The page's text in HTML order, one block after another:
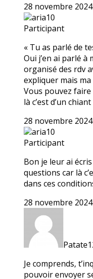
28 novembre
aria10
Participant
« Tu as parlé de
Oui j’en ai parlé à
organisé des rdv
expliquer mais
Vous pouvez faire
là c’est d’un
28 novembre
aria10
Participant
Bon je leur ai
questions car là
dans ces
28 novembre
Je comprends,
pouvoir envoyer